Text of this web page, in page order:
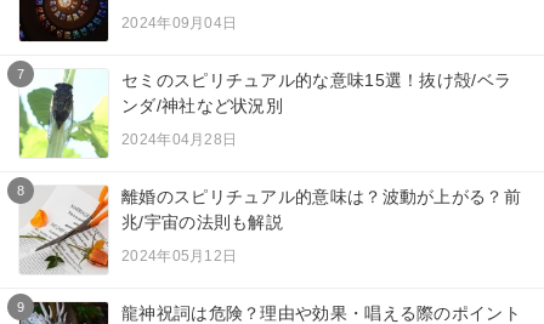
2024年09月04日
7
セミのスピリチュアル的な意味15選！抜け殻/ベラ
ンダ/神社など状況別
2024年04月28日
8
離婚のスピリチュアル的意味は？波動が上がる？前
兆/宇宙の法則も解説
2024年05月12日
9
龍神祝詞は危険？理由や効果・唱える際のポイント